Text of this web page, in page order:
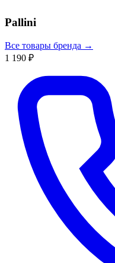
Pallini
Все товары бренда →
1 190 ₽